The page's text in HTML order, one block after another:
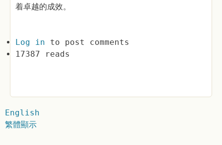
着卓越的成效。
Log in to post comments
17387 reads
English
繁體顯示